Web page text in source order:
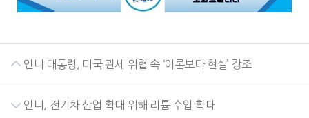
인니 대통령, 미국 관세 위협 속 ‘이론보다 현실’ 강조
인니, 전기차 산업 확대 위해 리튬 수입 확대